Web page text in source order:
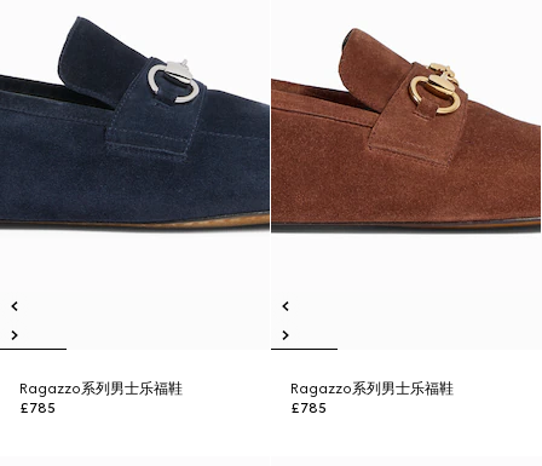
Ragazzo系列男士乐福鞋
£785
Ragazzo系列男士乐福鞋
£785